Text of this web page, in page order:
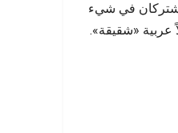
يشتركان في شيء
عربية «شقيقة».